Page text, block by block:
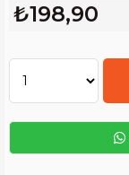
₺198,90